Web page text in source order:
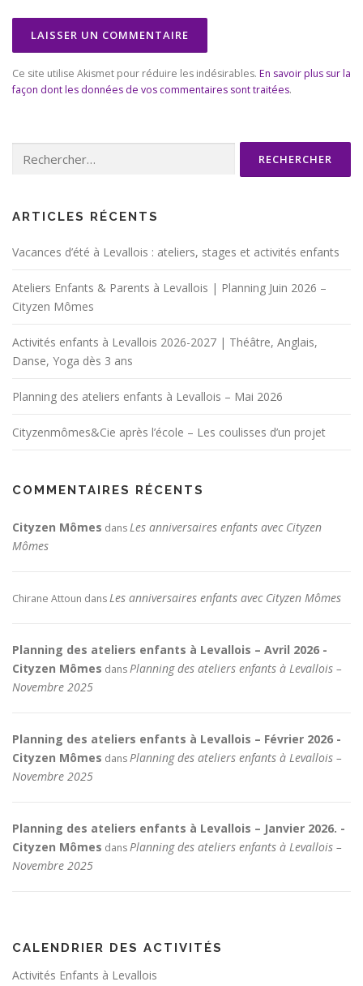
Ce site utilise Akismet pour réduire les indésirables. En savoir plus sur la
façon dont les données de vos commentaires sont traitées.
ARTICLES RÉCENTS
Vacances d’été à Levallois : ateliers, stages et activités enfants
Ateliers Enfants & Parents à Levallois | Planning Juin 2026 –
Cityzen Mômes
Activités enfants à Levallois 2026-2027 | Théâtre, Anglais,
Danse, Yoga dès 3 ans
Planning des ateliers enfants à Levallois – Mai 2026
Cityzenmômes&Cie après l’école – Les coulisses d’un projet
COMMENTAIRES RÉCENTS
Cityzen Mômes dans Les anniversaires enfants avec Cityzen
Mômes
Chirane Attoun dans Les anniversaires enfants avec Cityzen Mômes
Planning des ateliers enfants à Levallois – Avril 2026 -
Cityzen Mômes dans Planning des ateliers enfants à Levallois –
Novembre 2025
Planning des ateliers enfants à Levallois – Février 2026 -
Cityzen Mômes dans Planning des ateliers enfants à Levallois –
Novembre 2025
Planning des ateliers enfants à Levallois – Janvier 2026. -
Cityzen Mômes dans Planning des ateliers enfants à Levallois –
Novembre 2025
CALENDRIER DES ACTIVITÉS
Activités Enfants à Levallois